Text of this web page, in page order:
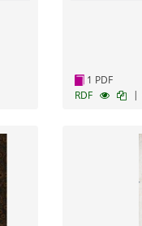
1 PDF
RDF
|